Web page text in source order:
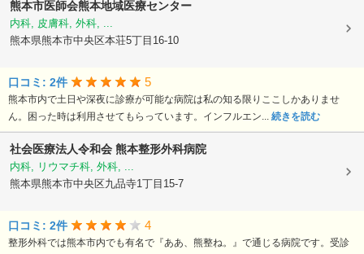
熊本市医師会熊本地域医療センター
内科, 皮膚科, 外科, ...
熊本県熊本市中央区本荘5丁目16-10
口コミ: 2件 5
熊本市内で土日や深夜に診療が可能な病院は私の知る限りここしかありませ
ん。困った時は利用させてもらっています。インフルエン... 続きを読む
社会医療法人令和会 熊本整形外科病院
内科, リウマチ科, 外科, ...
熊本県熊本市中央区九品寺1丁目15-7
口コミ: 2件 4
整形外科では熊本市内でも有名で『ああ、熊整ね。』で通じる病院です。受診